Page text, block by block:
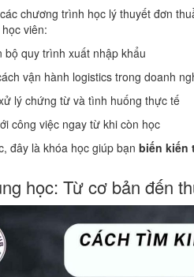
chương trình học lý thuyết đơn
viên:
bộ quy trình xuất nhập khẩu
vận hành logistics trong doanh
lý chứng từ và tình huống thực tế
công việc ngay từ khi còn học
đây là khóa học giúp bạn biến kiến
học: Từ cơ bản đến